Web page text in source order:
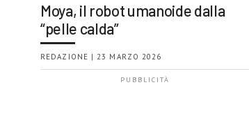
Moya, il robot umanoide dalla
“pelle calda”
REDAZIONE | 23 MARZO 2026